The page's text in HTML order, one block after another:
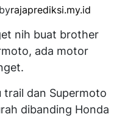
byrajaprediksi.my.id
nih buat brother
ada motor
dan Supermoto
dibanding Honda